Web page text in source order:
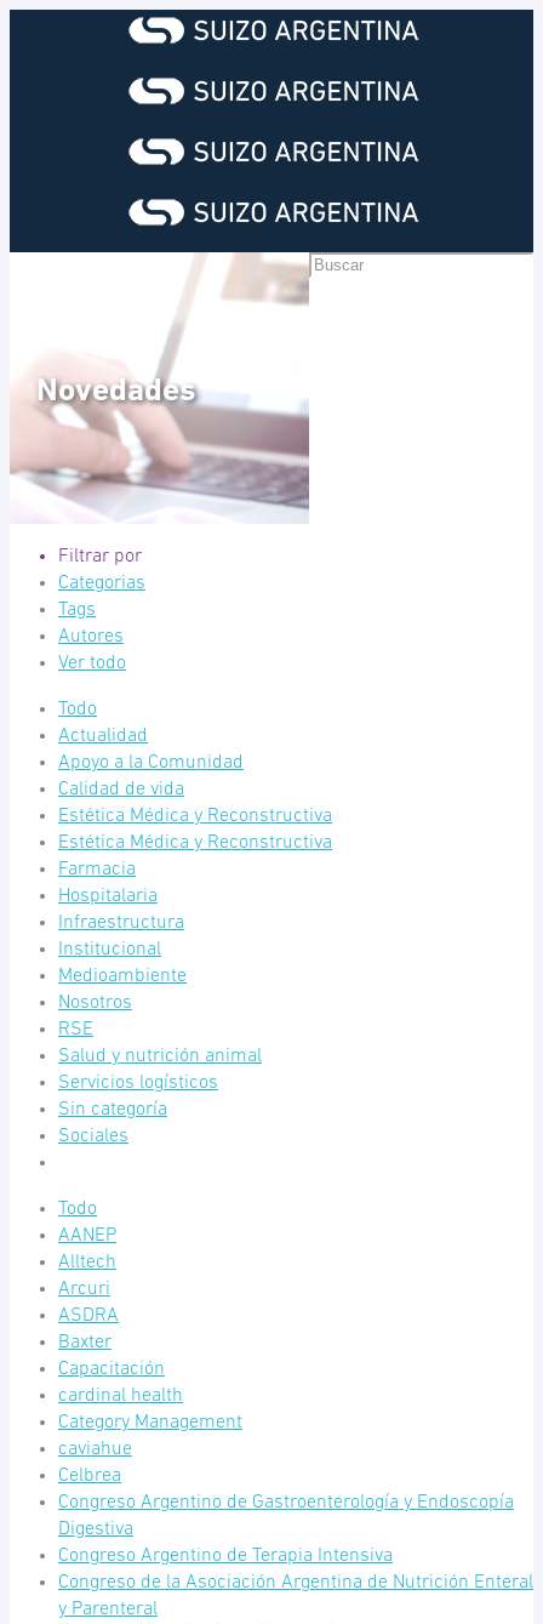
Novedades
Filtrar por
Categorias
Tags
Autores
Ver todo
Todo
Actualidad
Apoyo a la Comunidad
Calidad de vida
Estética Médica y Reconstructiva
Estética Médica y Reconstructiva
Farmacia
Hospitalaria
Infraestructura
Institucional
Medioambiente
Nosotros
RSE
Salud y nutrición animal
Servicios logísticos
Sin categoría
Sociales
Todo
AANEP
Alltech
Arcuri
ASDRA
Baxter
Capacitación
cardinal health
Category Management
caviahue
Celbrea
Congreso Argentino de Gastroenterología y Endoscopía
Digestiva
Congreso Argentino de Terapia Intensiva
Congreso de la Asociación Argentina de Nutrición Enteral
y Parenteral